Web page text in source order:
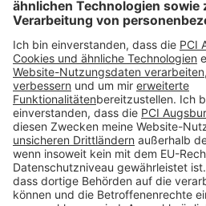
zu hohen Vorlauftemperatur für
Fußbodenflächenheizungen
Download
Folge
Produkte
Toolbox